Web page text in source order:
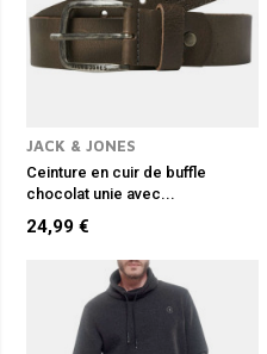
JACK & JONES
Ceinture en cuir de buffle
chocolat unie avec...
24,99 €